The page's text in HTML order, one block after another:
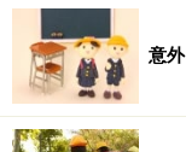
意